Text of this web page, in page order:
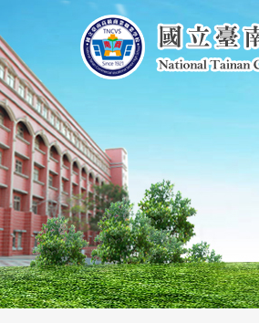
主
要
內
容
區
塊